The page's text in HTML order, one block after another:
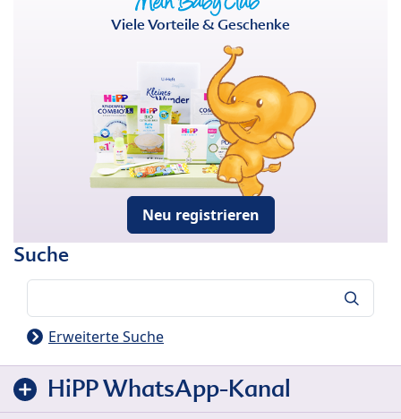
Viele Vorteile & Geschenke
Neu registrieren
Suche
Erweiterte Suche
HiPP WhatsApp-Kanal